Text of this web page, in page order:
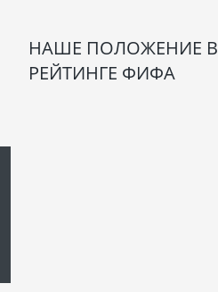
НАШЕ ПОЛОЖЕНИЕ В
РЕЙТИНГЕ ФИФА